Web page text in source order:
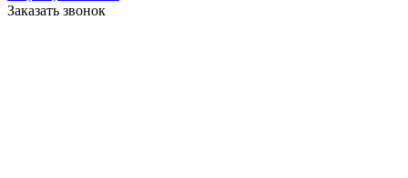
Заказать звонок